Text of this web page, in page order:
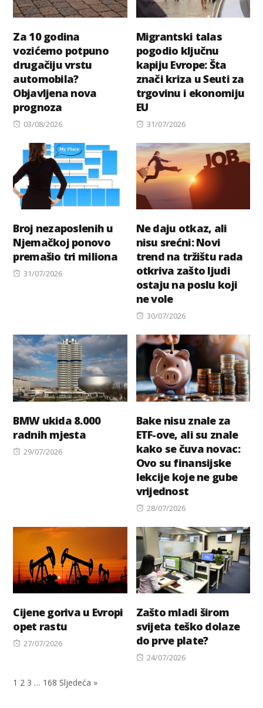
Za 10 godina
vozićemo potpuno
drugačiju vrstu
automobila?
Objavljena nova
prognoza
Posted
03/08/2026
Migrantski talas
pogodio ključnu
kapiju Evrope: Šta
znači kriza u Seuti za
trgovinu i ekonomiju
EU
Posted
31/07/2026
Broj nezaposlenih u
Njemačkoj ponovo
premašio tri miliona
Posted
31/07/2026
Ne daju otkaz, ali
nisu srećni: Novi
trend na tržištu rada
otkriva zašto ljudi
ostaju na poslu koji
ne vole
Posted
30/07/2026
BMW ukida 8.000
radnih mjesta
Posted
29/07/2026
Bake nisu znale za
ETF-ove, ali su znale
kako se čuva novac:
Ovo su finansijske
lekcije koje ne gube
vrijednost
Posted
28/07/2026
Cijene goriva u Evropi
opet rastu
Posted
27/07/2026
Zašto mladi širom
svijeta teško dolaze
do prve plate?
Posted
24/07/2026
1 2 3 … 168 Sljedeća »